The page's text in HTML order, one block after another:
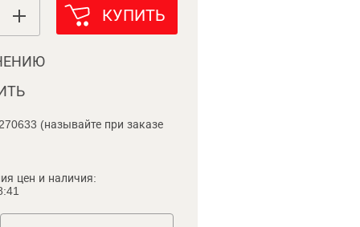
КУПИТЬ
(называйте при заказе
цен и наличия: